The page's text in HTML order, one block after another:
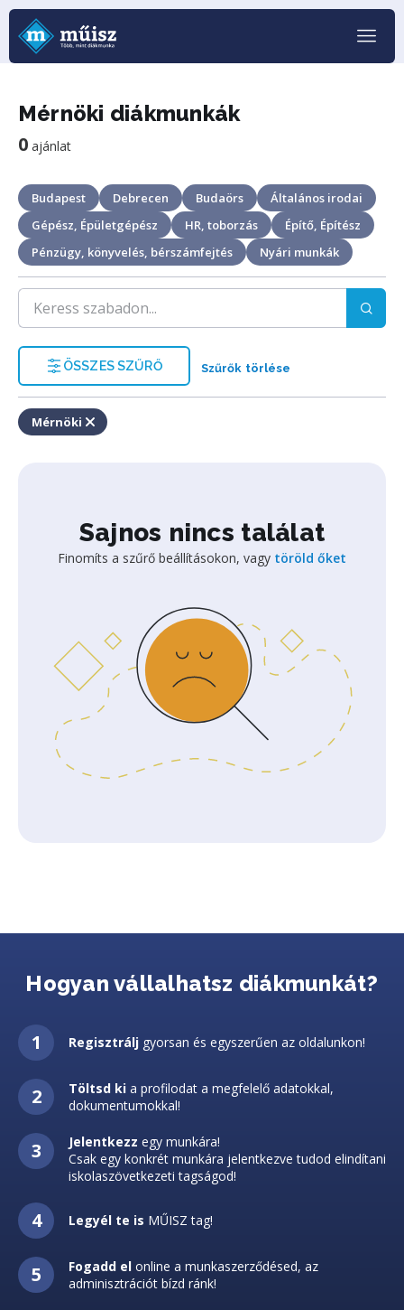
Mérnöki diákmunkák
0 ajánlat
Budapest Debrecen Budaörs
Általános irodai
Gépész, Épületgépész
HR, toborzás
Építő, Építész
Pénzügy, könyvelés, bérszámfejtés
Nyári munkák
ÖSSZES SZŰRŐ Szűrők törlése
Mérnöki
Sajnos nincs találat
Finomíts a szűrő beállításokon, vagy töröld őket
Hogyan vállalhatsz diákmunkát?
Regisztrálj gyorsan és egyszerűen az oldalunkon!
Töltsd ki a profilodat a megfelelő adatokkal,
dokumentumokkal!
Jelentkezz egy munkára!
Csak egy konkrét munkára jelentkezve tudod elindítani
iskolaszövetkezeti tagságod!
Legyél te is MŰISZ tag!
Fogadd el online a munkaszerződésed, az
adminisztrációt bízd ránk!